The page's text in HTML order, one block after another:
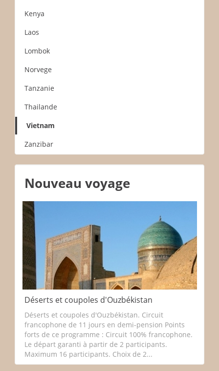
Kenya
Laos
Lombok
Norvege
Tanzanie
Thailande
Vietnam
Zanzibar
Nouveau voyage
Déserts et coupoles d'Ouzbékistan
Déserts et coupoles d'Ouzbékistan. Circuit
francophone de 11 jours en demi-pension Points
forts de ce programme : Circuit 100% francophone.
Le départ garanti à partir de 2 participants.
Maximum 16 participants. Choix de 2...